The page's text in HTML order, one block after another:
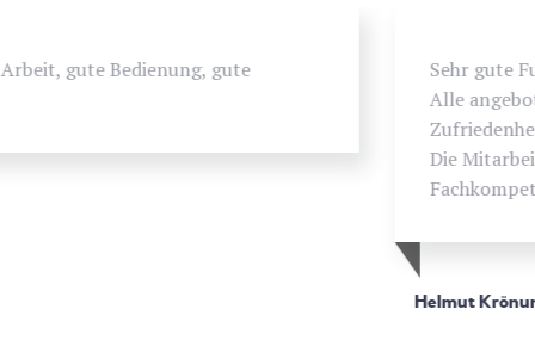
Sehr gute Fußbodenverlegefirma.
Alle angebotenen Arbeiten werden zur vollsten
Die Mitarbeiter haben sehr große